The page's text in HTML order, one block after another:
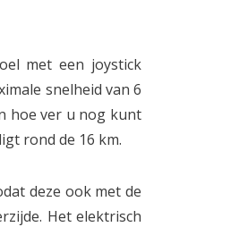
met een joystick
snelheid van 6
hoe ver u nog kunt
rond de 16 km.
deze ook met de
Het elektrisch